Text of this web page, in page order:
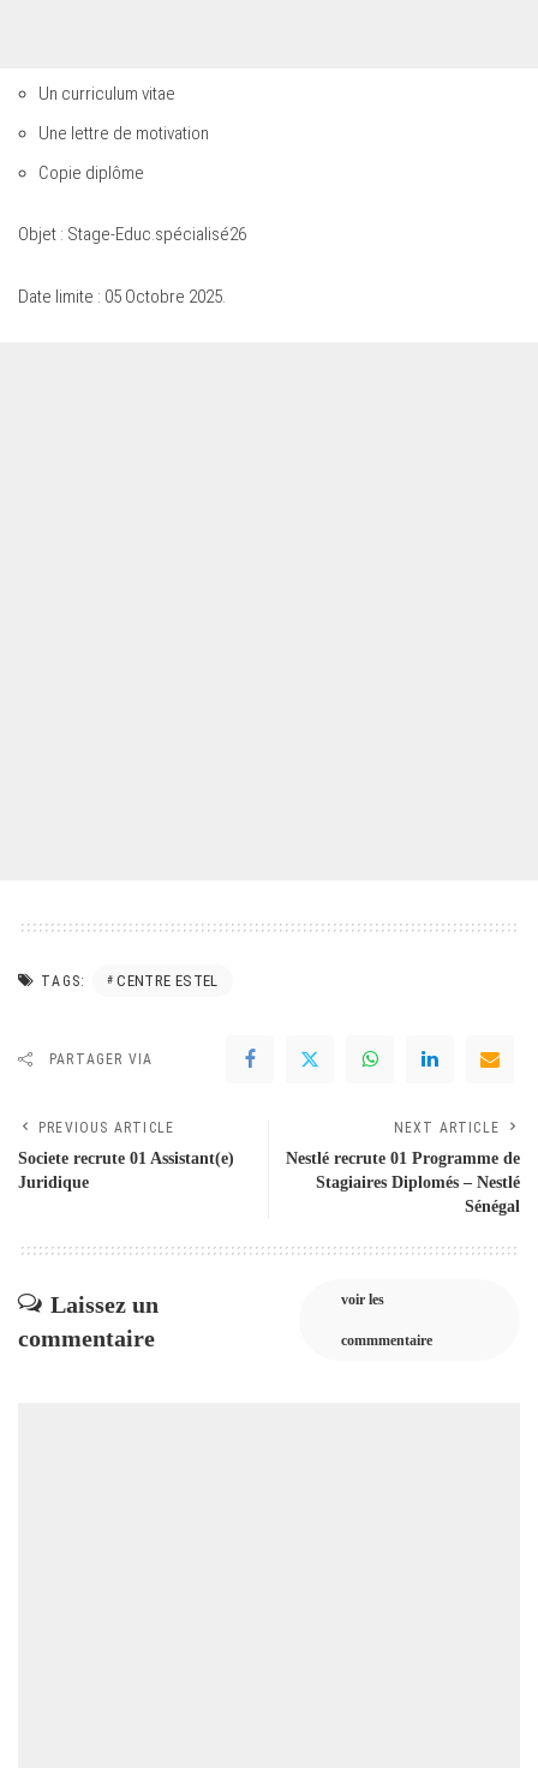
Un curriculum vitae
Une lettre de motivation
Copie diplôme
Objet : Stage-Educ.spécialisé26
Date limite : 05 Octobre 2025.
TAGS: CENTRE ESTEL
PARTAGER VIA
PREVIOUS ARTICLE
Societe recrute 01 Assistant(e)
Juridique
NEXT ARTICLE
Nestlé recrute 01 Programme de
Stagiaires Diplomés – Nestlé
Sénégal
Laissez un
commentaire
voir les
commmentaire